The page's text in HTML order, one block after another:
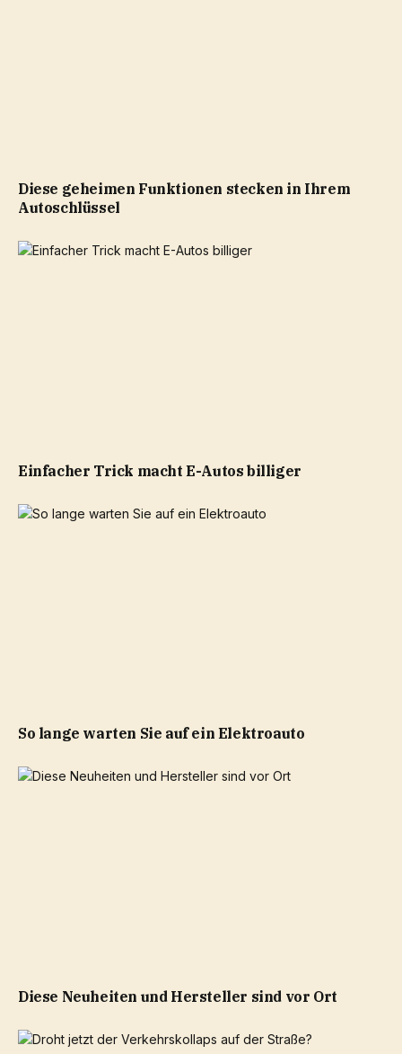
Diese geheimen Funktionen stecken in Ihrem
Autoschlüssel
Einfacher Trick macht E-Autos billiger
So lange warten Sie auf ein Elektroauto
Diese Neuheiten und Hersteller sind vor Ort